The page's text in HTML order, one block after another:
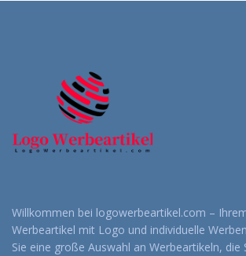
Willkommen bei logowerbeartikel.com –
Werbeartikel mit Logo und individuelle
Sie eine große Auswahl an Werbeartikeln, die